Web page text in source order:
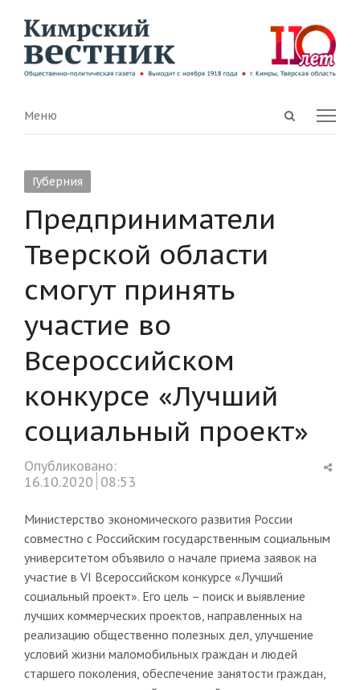
Open
Menu
Меню
Губерния
Предприниматели
Тверской области
смогут принять
участие во
Всероссийском
конкурсе «Лучший
социальный проект»
Опубликовано:
16.10.2020 08:53
Министерство экономического развития России
совместно с Российским государственным социальным
университетом объявило о начале приема заявок на
участие в VI Всероссийском конкурсе «Лучший
социальный проект». Его цель – поиск и выявление
лучших коммерческих проектов, направленных на
реализацию общественно полезных дел, улучшение
условий жизни маломобильных граждан и людей
старшего поколения, обеспечение занятости граждан,